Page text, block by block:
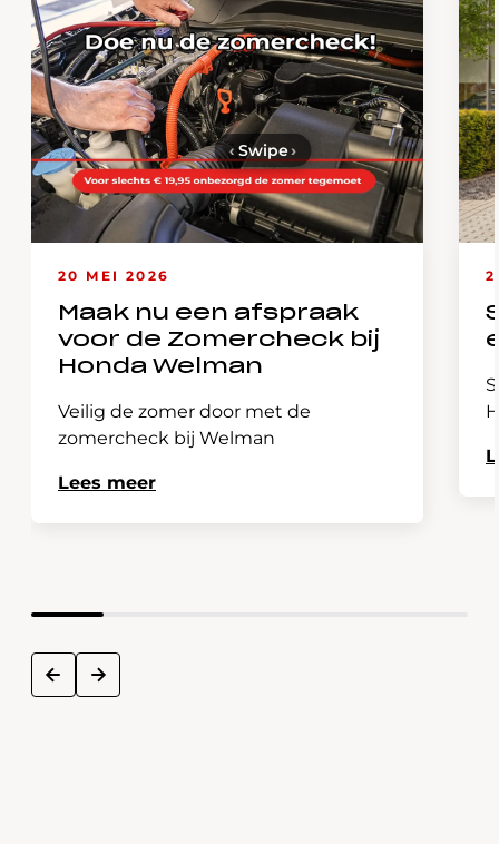
20 MEI 2026
Maak nu een afspraak
voor de Zomercheck bij
Honda Welman
Veilig de zomer door met de
zomercheck bij Welman
Lees meer
prev next
‹ Swipe›